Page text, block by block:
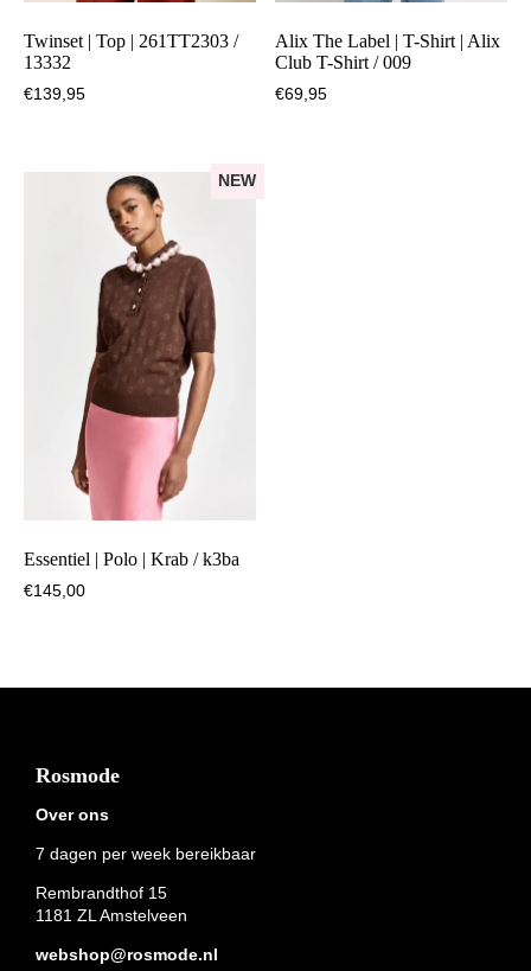
Twinset | Top | 261TT2303 /
13332
€139,95
Alix The Label | T-Shirt | Alix
Club T-Shirt / 009
€69,95
NEW
Essentiel | Polo | Krab / k3ba
€145,00
Footer
Rosmode
Over ons
7 dagen per week bereikbaar
Rembrandthof 15
1181 ZL Amstelveen
webshop@rosmode.nl